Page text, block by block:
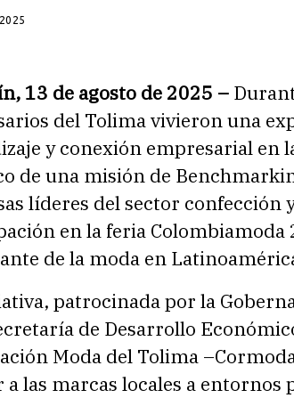
13 de agosto de 2025 –
del Tolima vivieron una
y conexión empresarial en
de una misión de
líderes del sector confección
en la feria Colombiamoda
de la moda en
patrocinada por la
de Desarrollo
Moda del Tolima
a las marcas locales a